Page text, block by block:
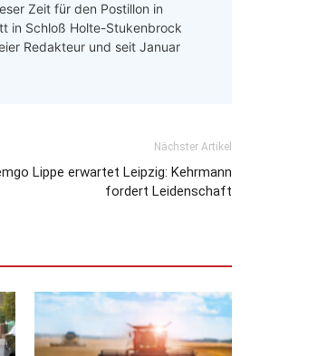
Zeit für den Postillon in
in Schloß Holte-Stukenbrock
Redakteur und seit Januar
Nächster Artikel
Lippe erwartet Leipzig: Kehrmann
fordert Leidenschaft